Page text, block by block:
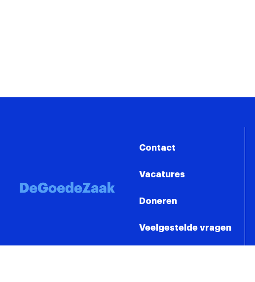
Contact
Vacatures
Doneren
Veelgestelde vragen